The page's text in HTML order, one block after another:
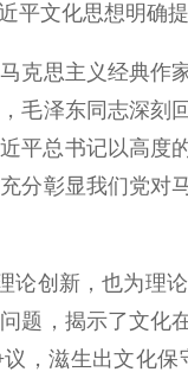
平文化思想明确
思主义经典作家
毛泽东同志深刻
平总书记以高度
分彰显我们党
创新，也为理论
题，揭示了文化
，滋生出文化